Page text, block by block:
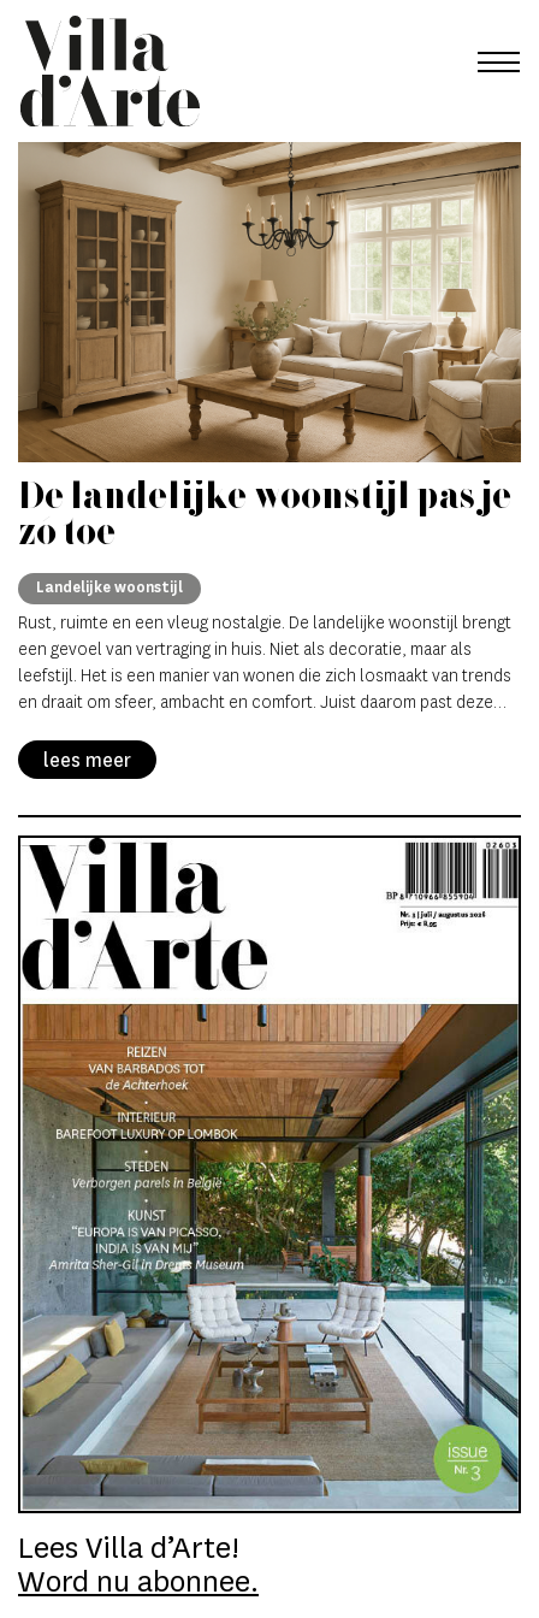
De landelijke woonstijl pas je
zó toe
Landelijke woonstijl
Rust, ruimte en een vleug nostalgie. De landelijke woonstijl brengt
een gevoel van vertraging in huis. Niet als decoratie, maar als
leefstijl. Het is een manier van wonen die zich losmaakt van trends
en draait om sfeer, ambacht en comfort. Juist daarom past deze
boerderij. Maar hoe vertaal je dat landelijke gevoel naar je
interieur? Hieronder vind je een complete gids.
lees meer
Lees Villa d’Arte!
Word nu abonnee.